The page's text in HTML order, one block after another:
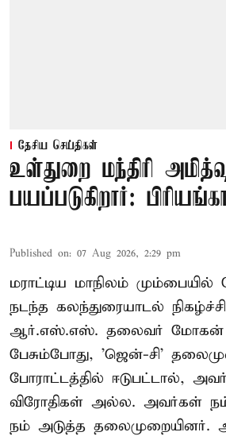
தேசிய செய்திகள்
உள்துறை மந்திரி
பயப்படுகிறார்:
Published on: 07 Aug 2026, 2:29 pm
மராட்டிய மாநிலம் மும்பையில்
நடந்த கலந்துரையாடல்
ஆர்.எஸ்.எஸ். தலைவர் மோகன்
பேசும்போது, 'ஜென்-சி'
போராட்டத்தில் ஈடுபட்டால்,
விரோதிகள் அல்ல. அவர்கள்
நம் அடுத்த தலைமுறையினர்.